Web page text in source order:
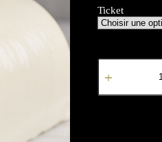
Ticket